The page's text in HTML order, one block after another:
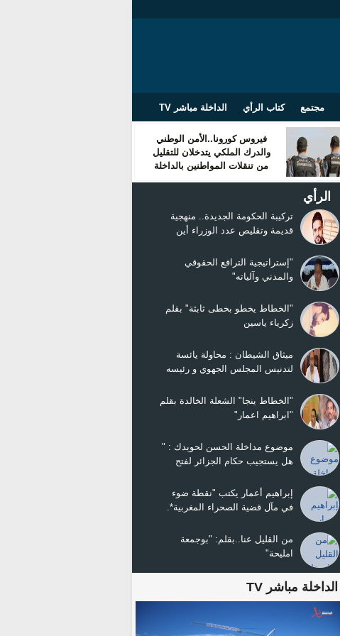
مجتمع كتاب الرأي الداخلة مباشر TV
فيروس كورونا..الأمن الوطني
والدرك الملكي يتدخلان للتقليل
من تنقلات المواطنين بالداخلة
الرأي
تركيبة الحكومة الجديدة.. منهجية
قديمة وتقليص عدد الوزراء أين
"إستراتيجية الترافع الحقوقي
والمدني وآلياته"
"الخطاط يخطو بخطى ثابثة" بقلم
زكرياء ياسين
ميثاق الشيطان : محاولة يائسة
لتدنيس المجلس الجهوي و رئيسه
"الخطاط ينجا" الشعلة الخالدة بقلم
"ابراهيم اعمار"
موضوع مداخلة الحسن لحويدك : "
هل يستجيب حكام الجزائر لفتح
إبراهيم أعمار يكتب "نقطة ضوء
في مآل قضية الصحراء المغربية*.
من القليل عنا..بقلم: "بوجمعة
امليحة"
الداخلة مباشر TV